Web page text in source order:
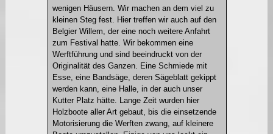
wenigen Häusern. Wir machen an dem viel zu
kleinen Steg fest. Hier treffen wir auch auf den
Belgier Willem, der eine noch weitere Anfahrt
zum Festival hatte. Wir bekommen eine
Werftführung und sind beeindruckt von der
Originalität des Ganzen. Eine Schmiede mit
Esse, eine Bandsäge, deren Sägeblatt gekippt
werden kann, eine Halle, in der auch unser
Kutter Platz hätte. Lange Zeit wurden hier
Holzboote aller Art gebaut, bis die einsetzende
Motorisierung die Werften zwang, auf kleinere